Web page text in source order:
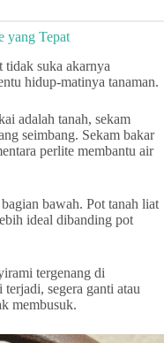
yang Tepat
suka akarnya
hidup-matinya tanaman.
adalah tanah, sekam
seimbang. Sekam bakar
perlite membantu air
bawah. Pot tanah liat
ideal dibanding pot
tergenang di
segera ganti atau
membusuk.